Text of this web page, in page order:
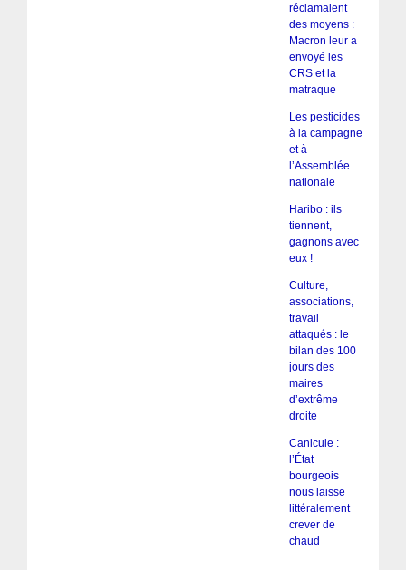
réclamaient
des moyens :
Macron leur a
envoyé les
CRS et la
matraque
Les pesticides
à la campagne
et à
l’Assemblée
nationale
Haribo : ils
tiennent,
gagnons avec
eux !
Culture,
associations,
travail
attaqués : le
bilan des 100
jours des
maires
d’extrême
droite
Canicule :
l’État
bourgeois
nous laisse
littéralement
crever de
chaud